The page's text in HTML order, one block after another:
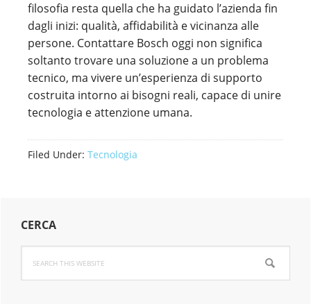
filosofia resta quella che ha guidato l’azienda fin
dagli inizi: qualità, affidabilità e vicinanza alle
persone. Contattare Bosch oggi non significa
soltanto trovare una soluzione a un problema
tecnico, ma vivere un’esperienza di supporto
costruita intorno ai bisogni reali, capace di unire
tecnologia e attenzione umana.
Filed Under: Tecnologia
Primary
Sidebar
CERCA
this
website